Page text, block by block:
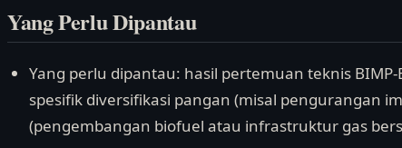
Yang Perlu Dipantau
Yang perlu dipantau: hasil pertemuan teknis
spesifik diversifikasi pangan (misal pengurangan
(pengembangan biofuel atau infrastruktur gas